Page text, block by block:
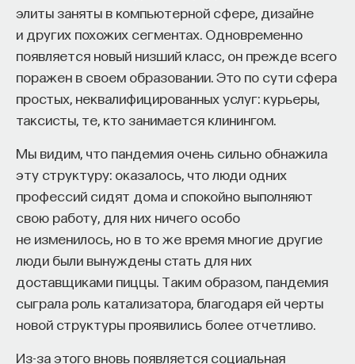
элиты заняты в компьютерной сфере, дизайне
и других похожих сегментах. Одновременно
появляется новый низший класс, он прежде всего
поражен в своем образовании. Это по сути сфера
простых, неквалифицированных услуг: курьеры,
таксисты, те, кто занимается клинингом.
Мы видим, что пандемия очень сильно обнажила
эту структуру: оказалось, что люди одних
профессий сидят дома и спокойно выполняют
свою работу, для них ничего особо
не изменилось, но в то же время многие другие
люди были вынуждены стать для них
доставщиками пиццы. Таким образом, пандемия
сыграла роль катализатора, благодаря ей черты
новой структуры проявились более отчетливо.
Из-за этого вновь появляется социальная